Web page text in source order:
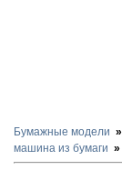
Бумажные модели
машина из бумаги